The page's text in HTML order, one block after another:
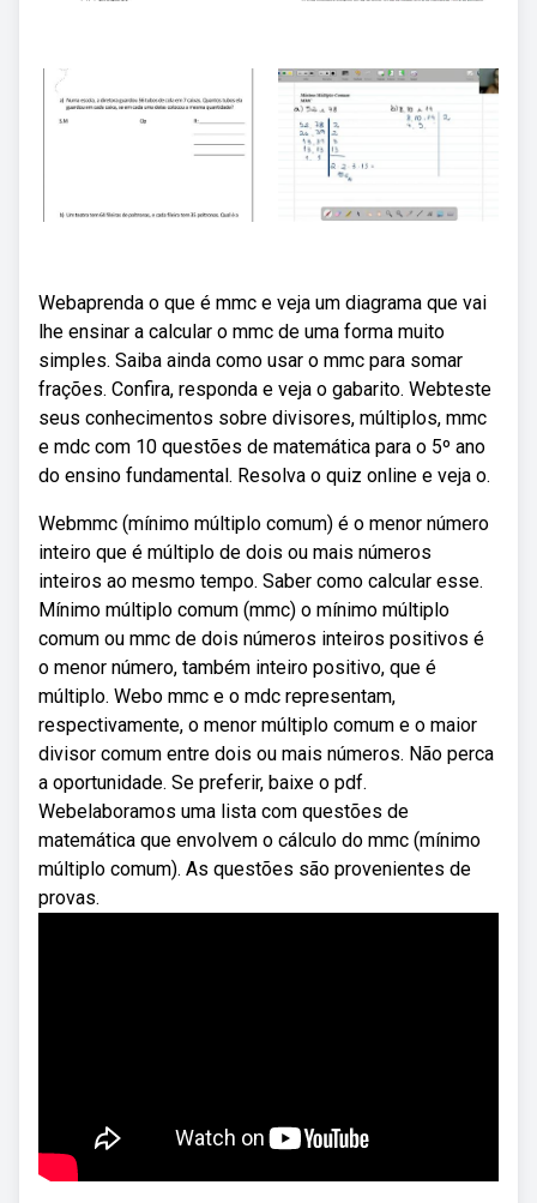
Webaprenda o que é mmc e veja um diagrama que vai
lhe ensinar a calcular o mmc de uma forma muito
simples. Saiba ainda como usar o mmc para somar
frações. Confira, responda e veja o gabarito. Webteste
seus conhecimentos sobre divisores, múltiplos, mmc
e mdc com 10 questões de matemática para o 5º ano
do ensino fundamental. Resolva o quiz online e veja o.
Webmmc (mínimo múltiplo comum) é o menor número
inteiro que é múltiplo de dois ou mais números
inteiros ao mesmo tempo. Saber como calcular esse.
Mínimo múltiplo comum (mmc) o mínimo múltiplo
comum ou mmc de dois números inteiros positivos é
o menor número, também inteiro positivo, que é
múltiplo. Webo mmc e o mdc representam,
respectivamente, o menor múltiplo comum e o maior
divisor comum entre dois ou mais números. Não perca
a oportunidade. Se preferir, baixe o pdf.
Webelaboramos uma lista com questões de
matemática que envolvem o cálculo do mmc (mínimo
múltiplo comum). As questões são provenientes de
provas.